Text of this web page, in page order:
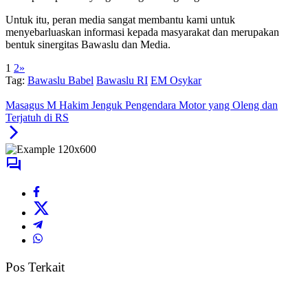
Untuk itu, peran media sangat membantu kami untuk
menyebarluaskan informasi kepada masyarakat dan merupakan
bentuk sinergitas Bawaslu dan Media.
1 2»
Tag: Bawaslu Babel Bawaslu RI EM Osykar
Masagus M Hakim Jenguk Pengendara Motor yang Oleng dan
Terjatuh di RS
Pos Terkait